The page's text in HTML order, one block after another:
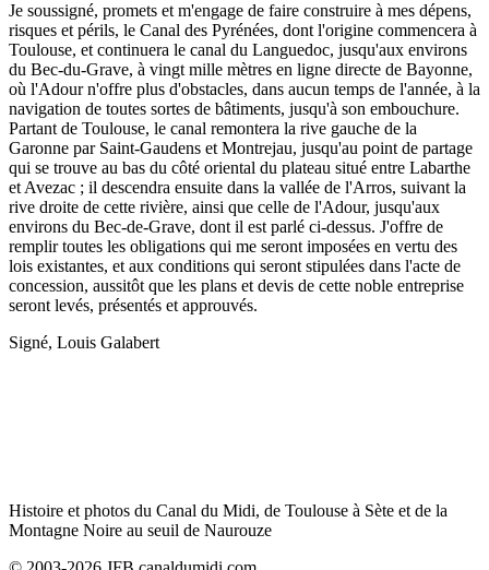
Je soussigné, promets et m'engage de faire construire à mes dépens,
risques et périls, le Canal des Pyrénées, dont l'origine commencera à
Toulouse, et continuera le canal du Languedoc, jusqu'aux environs
du Bec-du-Grave, à vingt mille mètres en ligne directe de Bayonne,
où l'Adour n'offre plus d'obstacles, dans aucun temps de l'année, à la
navigation de toutes sortes de bâtiments, jusqu'à son embouchure.
Partant de Toulouse, le canal remontera la rive gauche de la
Garonne par Saint-Gaudens et Montrejau, jusqu'au point de partage
qui se trouve au bas du côté oriental du plateau situé entre Labarthe
et Avezac ; il descendra ensuite dans la vallée de l'Arros, suivant la
rive droite de cette rivière, ainsi que celle de l'Adour, jusqu'aux
environs du Bec-de-Grave, dont il est parlé ci-dessus. J'offre de
remplir toutes les obligations qui me seront imposées en vertu des
lois existantes, et aux conditions qui seront stipulées dans l'acte de
concession, aussitôt que les plans et devis de cette noble entreprise
seront levés, présentés et approuvés.
Signé, Louis Galabert
Histoire et photos du Canal du Midi, de Toulouse à Sète et de la
Montagne Noire au seuil de Naurouze